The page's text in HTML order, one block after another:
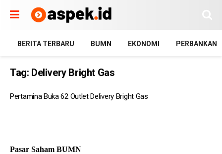
BERITA TERBARU BUMN EKONOMI PERBANKAN
Tag: Delivery Bright Gas
Pertamina Buka 62 Outlet Delivery Bright Gas
Pasar Saham BUMN